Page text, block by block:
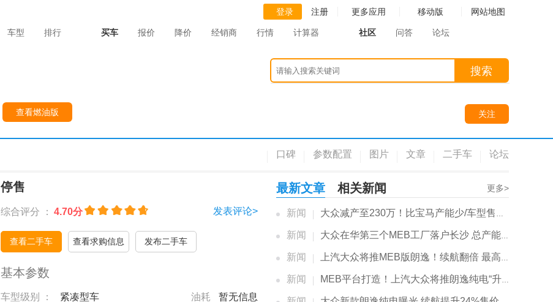
登录 注册 更多应用 移动版 网站地图
车型 排行 买车 报价 降价 经销商 行情 计算器 社区 问答 论坛
搜索
查看燃油版 关注
口碑 参数配置 图片 文章 二手车 论坛
停售
综合评分 ： 4.70分 发表评论>
查看二手车 查看求购信息 发布二手车
基本参数
车型级别 ： 紧凑型车 油耗 暂无信息
最新文章 相关新闻 更多>
新闻 大众减产至230万！比宝马产能少/车型售价大...
新闻 大众在华第三个MEB工厂落户长沙 总产能达75万辆
新闻 上汽大众将推MEB版朗逸！续航翻倍 最高超600km
新闻 MEB平台打造！上汽大众将推朗逸纯电“升级版”